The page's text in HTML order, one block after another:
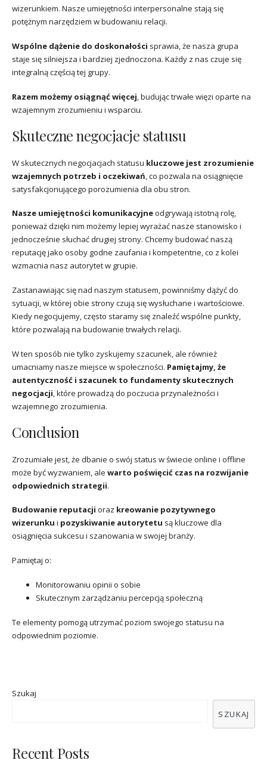
wizerunkiem. Nasze umiejętności interpersonalne stają się
potężnym narzędziem w budowaniu relacji.
Wspólne dążenie do doskonałości sprawia, że nasza grupa
staje się silniejsza i bardziej zjednoczona. Każdy z nas czuje się
integralną częścią tej grupy.
Razem możemy osiągnąć więcej, budując trwałe więzi oparte na
wzajemnym zrozumieniu i wsparciu.
Skuteczne negocjacje statusu
W skutecznych negocjacjach statusu kluczowe jest zrozumienie
wzajemnych potrzeb i oczekiwań, co pozwala na osiągnięcie
satysfakcjonującego porozumienia dla obu stron.
Nasze umiejętności komunikacyjneodgrywają istotną rolę,
ponieważ dzięki nim możemy lepiej wyrażać nasze stanowisko i
jednocześnie słuchać drugiej strony. Chcemy budować naszą
reputację jako osoby godne zaufania i kompetentne, co z kolei
wzmacnia nasz autorytet w grupie.
Zastanawiając się nad naszym statusem, powinniśmy dążyć do
sytuacji, w której obie strony czują się wysłuchane i wartościowe.
Kiedy negocjujemy, często staramy się znaleźć wspólne punkty,
które pozwalają na budowanie trwałych relacji.
W ten sposób nie tylko zyskujemy szacunek, ale również
umacniamy nasze miejsce w społeczności. Pamiętajmy, że
autentyczność i szacunek to fundamenty skutecznych
negocjacji, które prowadzą do poczucia przynależności i
wzajemnego zrozumienia.
Conclusion
Zrozumiałe jest, że dbanie o swój status w świecie online i offline
może być wyzwaniem, ale warto poświęcić czas na rozwijanie
odpowiednich strategii.
Budowanie reputacji oraz kreowanie pozytywnego
wizerunku i pozyskiwanie autorytetu są kluczowe dla
osiągnięcia sukcesu i szanowania w swojej branży.
Pamiętaj o:
Monitorowaniu opinii o sobie
Skutecznym zarządzaniu percepcją społeczną
Te elementy pomogą utrzymać poziom swojego statusu na
odpowiednim poziomie.
Szukaj
SZUKAJ
Recent Posts